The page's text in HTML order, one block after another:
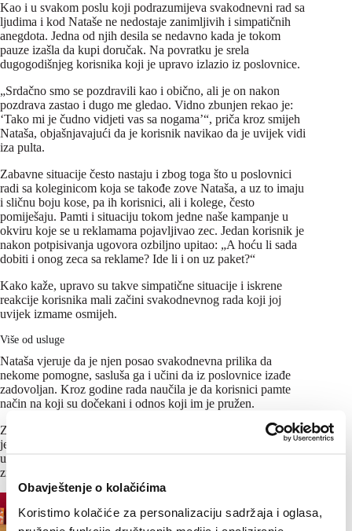
Obavještenje o kolačićima
Koristimo kolačiće za personalizaciju sadržaja i oglasa,
Kao i u svakom poslu koji podrazumijeva svakodnevni rad sa
ljudima i kod Nataše ne nedostaje zanimljivih i simpatičnih
anegdota. Jedna od njih desila se nedavno kada je tokom
pauze izašla da kupi doručak. Na povratku je srela
dugogodišnjeg korisnika koji je upravo izlazio iz poslovnice.
„Srdačno smo se pozdravili kao i obično, ali je on nakon
pozdrava zastao i dugo me gledao. Vidno zbunjen rekao je:
‘Tako mi je čudno vidjeti vas sa nogama’“, priča kroz smijeh
Nataša, objašnjavajući da je korisnik navikao da je uvijek vidi
iza pulta.
Zabavne situacije često nastaju i zbog toga što u poslovnici
radi sa koleginicom koja se takođe zove Nataša, a uz to imaju
i sličnu boju kose, pa ih korisnici, ali i kolege, često
pomiješaju. Pamti i situaciju tokom jedne naše kampanje u
okviru koje se u reklamama pojavljivao zec. Jedan korisnik je
nakon potpisivanja ugovora ozbiljno upitao: „A hoću li sada
dobiti i onog zeca sa reklame? Ide li i on uz paket?“
Kako kaže, upravo su takve simpatične situacije i iskrene
reakcije korisnika mali začini svakodnevnog rada koji joj
uvijek izmame osmijeh.
Više od usluge
Nataša vjeruje da je njen posao svakodnevna prilika da
nekome pomogne, sasluša ga i učini da iz poslovnice izađe
zadovoljan. Kroz godine rada naučila je da korisnici pamte
način na koji su dočekani i odnos koji im je pružen.
Zato su ljubaznost, razumijevanje i iskrena komunikacija
jednako važni kao i kvalitet usluga, a kada iza svega stoji
uigran tim koji radi sa istim ciljem i korisnici to prepoznaju i
znaju da cijene.